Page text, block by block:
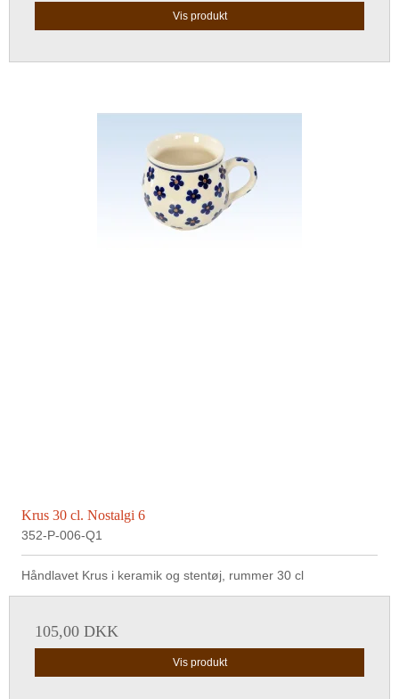
Vis produkt
Krus 30 cl. Nostalgi 6
352-P-006-Q1
Håndlavet Krus i keramik og stentøj, rummer 30 cl
105,00 DKK
Vis produkt